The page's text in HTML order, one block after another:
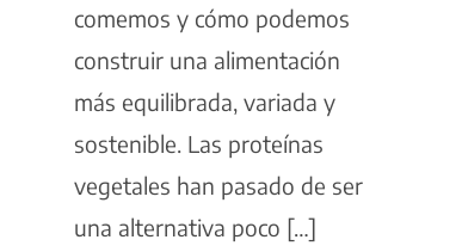
comemos y cómo podemos
construir una alimentación
más equilibrada, variada y
sostenible. Las proteínas
vegetales han pasado de ser
una alternativa poco […]